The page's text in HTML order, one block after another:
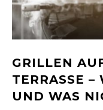
GRILLEN
TERRASSE
UND WAS